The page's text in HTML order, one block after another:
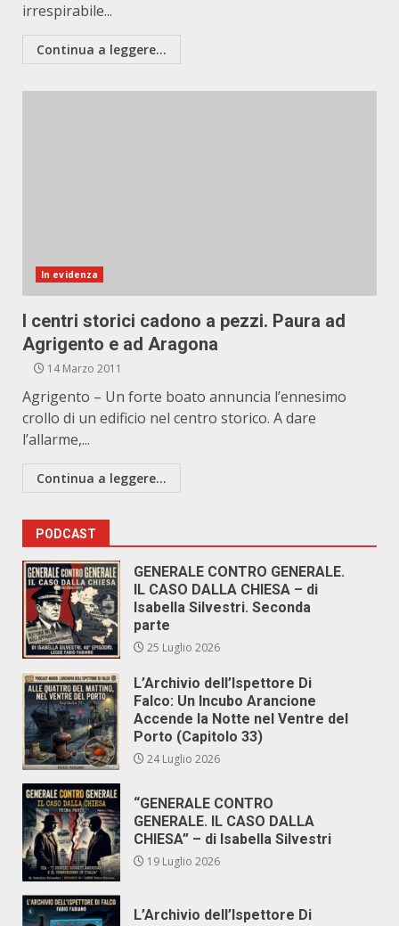
irrespirabile...
Continua a leggere...
In evidenza
I centri storici cadono a pezzi. Paura ad
Agrigento e ad Aragona
14 Marzo 2011
Agrigento – Un forte boato annuncia l’ennesimo
crollo di un edificio nel centro storico. A dare
l’allarme,...
Continua a leggere...
PODCAST
GENERALE CONTRO GENERALE.
IL CASO DALLA CHIESA – di
Isabella Silvestri. Seconda
parte
25 Luglio 2026
L’Archivio dell’Ispettore Di
Falco: Un Incubo Arancione
Accende la Notte nel Ventre del
Porto (Capitolo 33)
24 Luglio 2026
“GENERALE CONTRO
GENERALE. IL CASO DALLA
CHIESA” – di Isabella Silvestri
19 Luglio 2026
L’Archivio dell’Ispettore Di